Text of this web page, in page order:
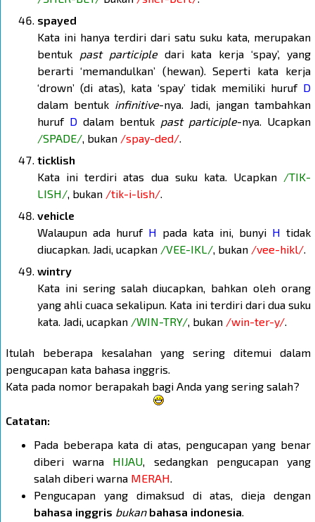
spayed
Kata ini hanya terdiri dari satu suku kata, merupakan
bentuk past participledari kata kerja ‘spay’, yang
berarti ‘memandulkan’ (hewan). Seperti kata kerja
‘drown’ (di atas), kata ‘spay’ tidak memiliki huruf D
dalam bentuk infinitive-nya. Jadi, jangan tambahkan
huruf D dalam bentuk past participle-nya. Ucapkan
/SPADE/, bukan /spay-ded/.
ticklish
Kata ini terdiri atas dua suku kata. Ucapkan /TIK-
LISH/, bukan /tik-i-lish/.
vehicle
Walaupun ada huruf H pada kata ini, bunyi H tidak
diucapkan. Jadi, ucapkan /VEE-IKL/, bukan /vee-hikl/.
wintry
Kata ini sering salah diucapkan, bahkan oleh orang
yang ahli cuaca sekalipun. Kata ini terdiri dari dua suku
kata. Jadi, ucapkan /WIN-TRY/, bukan /win-ter-y/.
Itulah beberapa kesalahan yang sering ditemui dalam
pengucapan kata bahasa inggris.
Kata pada nomor berapakah bagi Anda yang sering salah?
Catatan:
Pada beberapa kata di atas, pengucapan yang benar
diberi warna HIJAU, sedangkan pengucapan yang
salah diberi warna MERAH.
Pengucapan yang dimaksud di atas, dieja dengan
bahasa inggris bukan bahasa indonesia.